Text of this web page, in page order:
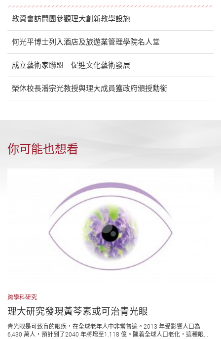
教資會訪問團參觀理大創新教學設施
何光平博士列入酒店及旅遊業管理學院名人堂
成立藝術家聯盟 促進文化藝術發展
榮休校長潘宗光教授與理大成員獲政府頒授勳銜
你可能也想看
跨學科研究
理大研究發現黃芩素或可治青光眼
⻘光眼是可致盲的眼疾，在全球老年人中非常普遍。2013 年受影響人口為
6,430 萬人，預計到了2040 年將增至1.118 億。隨着全球人口老化，這種眼...